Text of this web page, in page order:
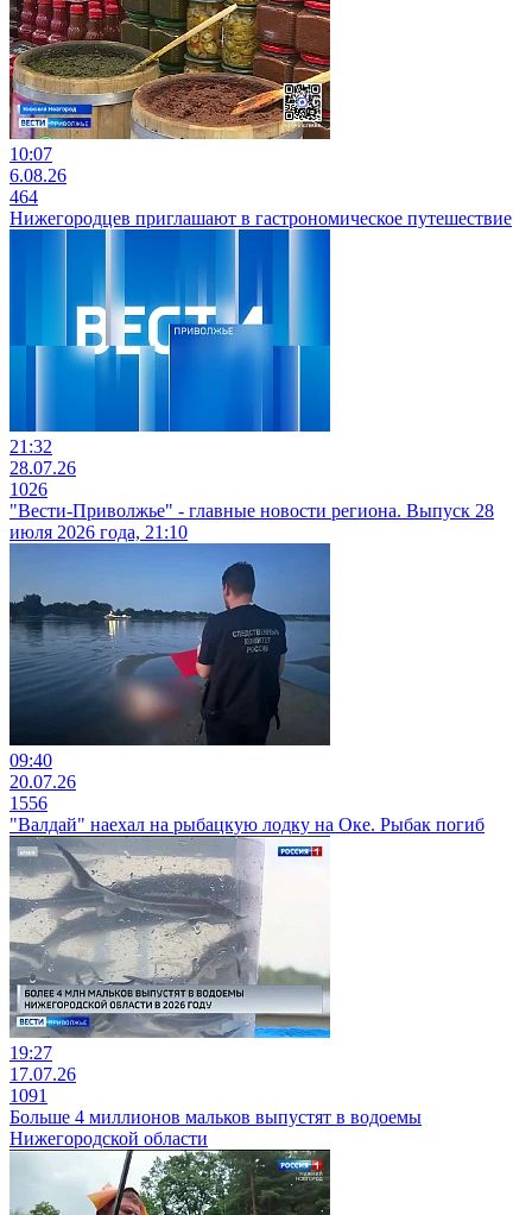
10:07
6.08.26
464
Нижегородцев приглашают в гастрономическое путешествие
21:32
28.07.26
1026
"Вести-Приволжье" - главные новости региона. Выпуск 28
июля 2026 года, 21:10
09:40
20.07.26
1556
"Валдай" наехал на рыбацкую лодку на Оке. Рыбак погиб
19:27
17.07.26
1091
Больше 4 миллионов мальков выпустят в водоемы
Нижегородской области